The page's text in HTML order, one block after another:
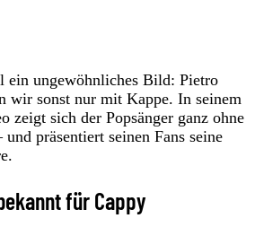
ein ungewöhnliches Bild: Pietro
wir sonst nur mit Kappe. In seinem
zeigt sich der Popsänger ganz ohne
präsentiert seinen Fans seine
für Cappy